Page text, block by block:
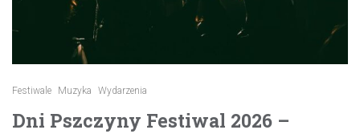
Festiwale Muzyka Wydarzenia
Dni Pszczyny Festiwal 2026 –